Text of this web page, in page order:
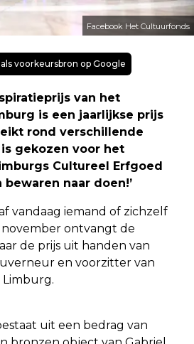
Facebook Het Cultuurfonds
voorkeursbron op Google
van het
is een jaarlijkse prijs
rond verschillende
is gekozen voor het
Cultureel Erfgoed
bewaren naar doen!’
vandaag iemand of zichzelf
november ontvangt de
de prijs uit handen van
en voorzitter van
uit een bedrag van